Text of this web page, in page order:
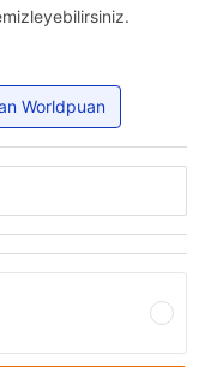
Worldpuan